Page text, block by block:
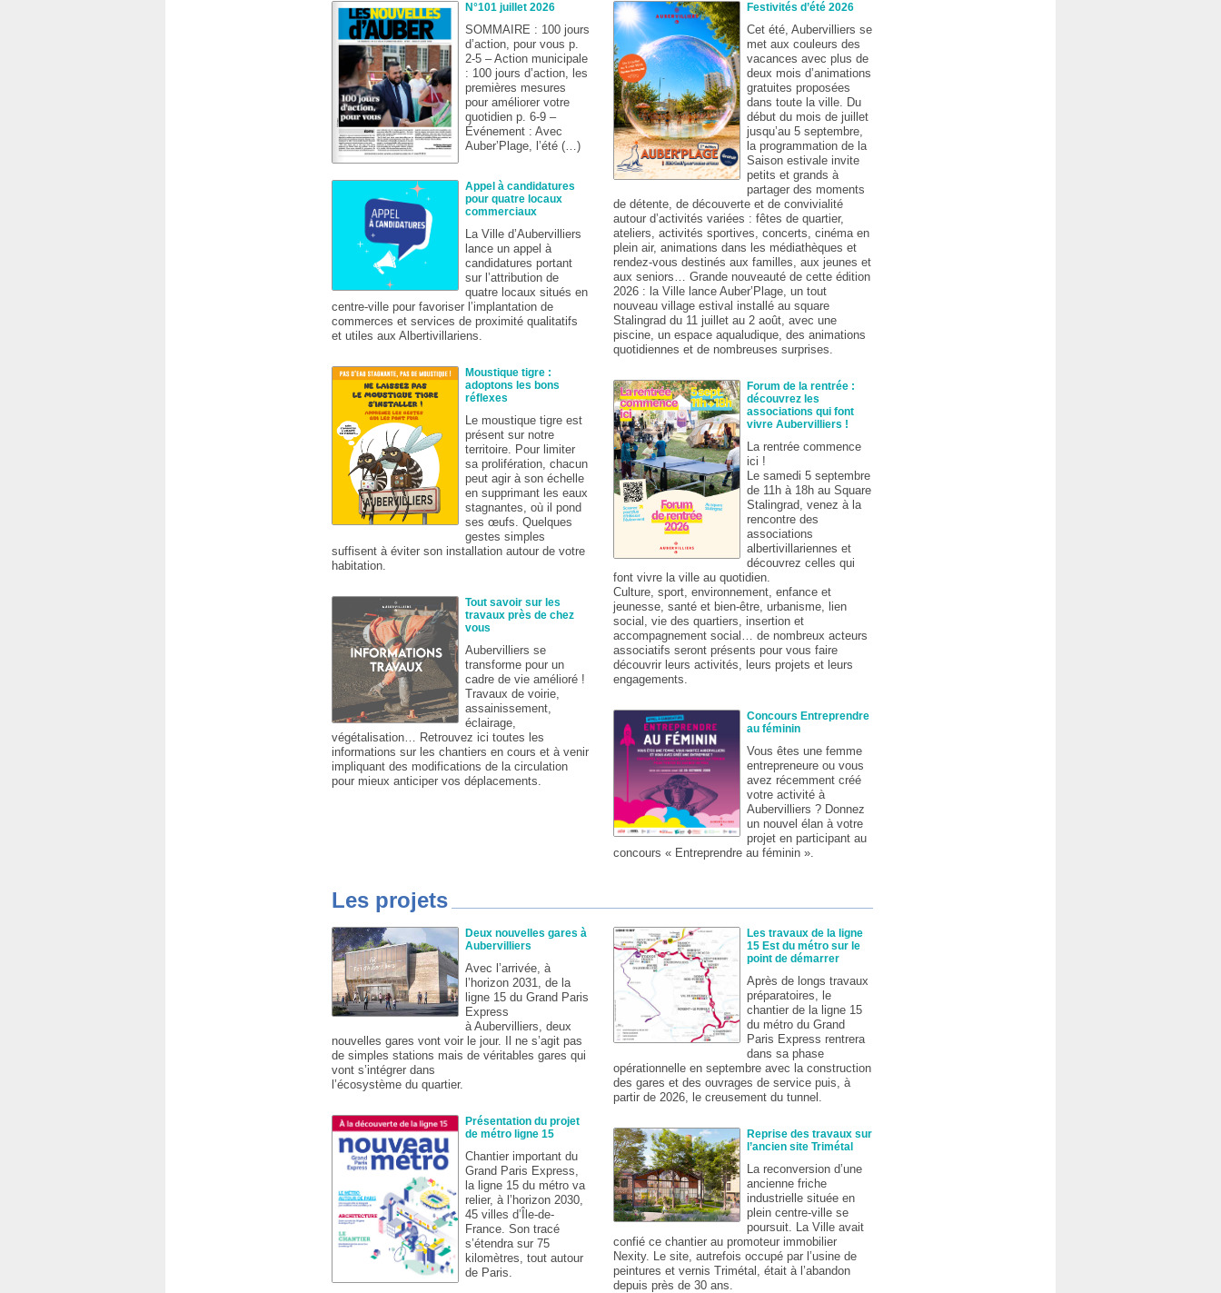
N°101 juillet 2026
SOMMAIRE : 100 jours
d’action, pour vous p.
2-5 – Action municipale
: 100 jours d’action, les
premières mesures
pour améliorer votre
quotidien p. 6-9 –
Événement : Avec
Auber’Plage, l’été (…)
Appel à candidatures
pour quatre locaux
commerciaux
La Ville d’Aubervilliers
lance un appel à
candidatures portant
sur l’attribution de
quatre locaux situés en
centre-ville pour favoriser l’implantation de
commerces et services de proximité qualitatifs
et utiles aux Albertivillariens.
Moustique tigre :
adoptons les bons
réflexes
Le moustique tigre est
présent sur notre
territoire. Pour limiter
sa prolifération, chacun
peut agir à son échelle
en supprimant les eaux
stagnantes, où il pond
ses œufs. Quelques
gestes simples
suffisent à éviter son installation autour de votre
habitation.
Tout savoir sur les
travaux près de chez
vous
Aubervilliers se
transforme pour un
cadre de vie amélioré !
Travaux de voirie,
assainissement,
éclairage,
végétalisation… Retrouvez ici toutes les
informations sur les chantiers en cours et à venir
impliquant des modifications de la circulation
pour mieux anticiper vos déplacements.
Festivités d’été 2026
Cet été, Aubervilliers se
met aux couleurs des
vacances avec plus de
deux mois d’animations
gratuites proposées
dans toute la ville. Du
début du mois de juillet
jusqu’au 5 septembre,
la programmation de la
Saison estivale invite
petits et grands à
partager des moments
de détente, de découverte et de convivialité
autour d’activités variées : fêtes de quartier,
ateliers, activités sportives, concerts, cinéma en
plein air, animations dans les médiathèques et
rendez-vous destinés aux familles, aux jeunes et
aux seniors… Grande nouveauté de cette édition
2026 : la Ville lance Auber’Plage, un tout
nouveau village estival installé au square
Stalingrad du 11 juillet au 2 août, avec une
piscine, un espace aqualudique, des animations
quotidiennes et de nombreuses surprises.
Forum de la rentrée :
découvrez les
associations qui font
vivre Aubervilliers !
La rentrée commence
ici !
Le samedi 5 septembre
de 11h à 18h au Square
Stalingrad, venez à la
rencontre des
associations
albertivillariennes et
découvrez celles qui
font vivre la ville au quotidien.
Culture, sport, environnement, enfance et
jeunesse, santé et bien-être, urbanisme, lien
social, vie des quartiers, insertion et
accompagnement social… de nombreux acteurs
associatifs seront présents pour vous faire
découvrir leurs activités, leurs projets et leurs
engagements.
Concours Entreprendre
au féminin
Vous êtes une femme
entrepreneure ou vous
avez récemment créé
votre activité à
Aubervilliers ? Donnez
un nouvel élan à votre
projet en participant au
concours « Entreprendre au féminin ».
Les projets
Deux nouvelles gares à
Aubervilliers
Avec l’arrivée, à
l’horizon 2031, de la
ligne 15 du Grand Paris
Express
à Aubervilliers, deux
nouvelles gares vont voir le jour. Il ne s’agit pas
de simples stations mais de véritables gares qui
vont s’intégrer dans
l’écosystème du quartier.
Présentation du projet
de métro ligne 15
Chantier important du
Grand Paris Express,
la ligne 15 du métro va
relier, à l’horizon 2030,
45 villes d’Île-de-
France. Son tracé
s’étendra sur 75
kilomètres, tout autour
de Paris.
Les travaux de la ligne
15 Est du métro sur le
point de démarrer
Après de longs travaux
préparatoires, le
chantier de la ligne 15
du métro du Grand
Paris Express rentrera
dans sa phase
opérationnelle en septembre avec la construction
des gares et des ouvrages de service puis, à
partir de 2026, le creusement du tunnel.
Reprise des travaux sur
l’ancien site Trimétal
La reconversion d’une
ancienne friche
industrielle située en
plein centre-ville se
poursuit. La Ville avait
confié ce chantier au promoteur immobilier
Nexity. Le site, autrefois occupé par l’usine de
peintures et vernis Trimétal, était à l’abandon
depuis près de 30 ans.